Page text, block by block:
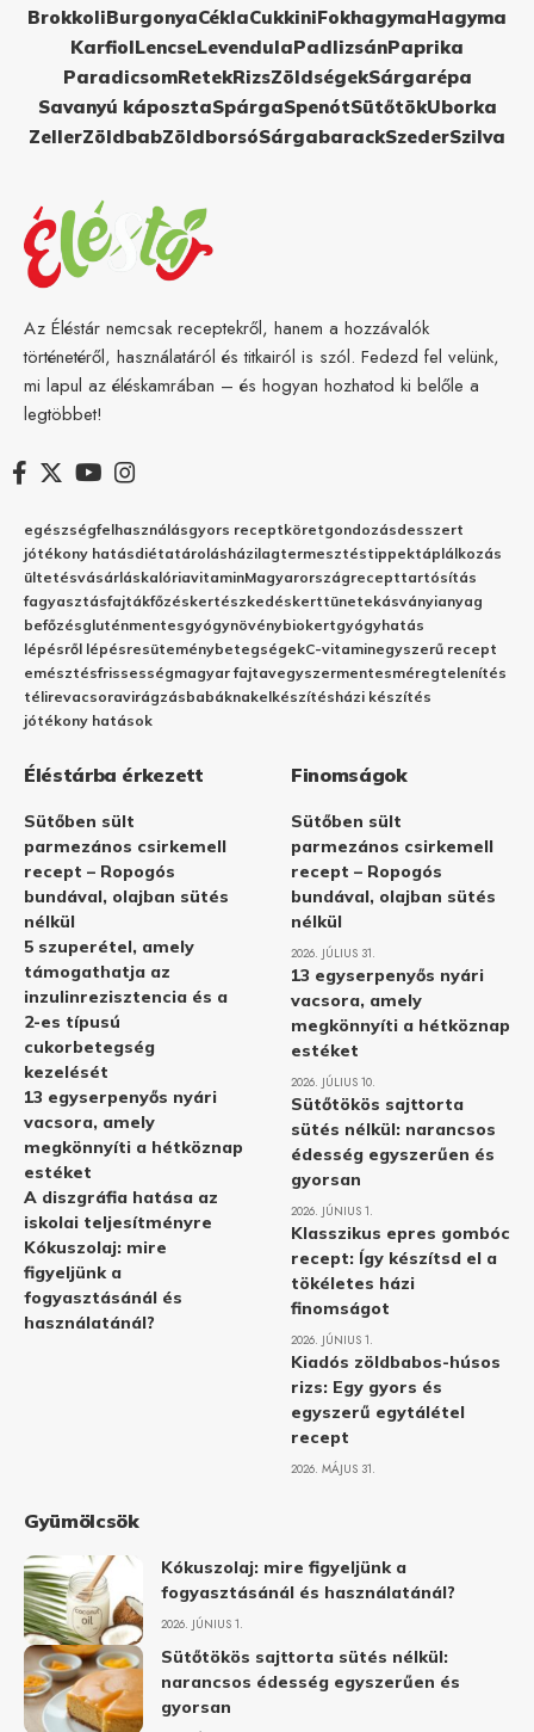
BrokkoliBurgonyaCéklaCukkiniFokhagymaHagyma
KarfiolLencseLevendulaPadlizsánPaprika
ParadicsomRetekRizsZöldségekSárgarépa
Savanyú káposztaSpárgaSpenótSütőtökUborka
ZellerZöldbabZöldborsóSárgabarackSzederSzilva
Az Éléstár nemcsak receptekről, hanem a hozzávalók
történetéről, használatáról és titkairól is szól. Fedezd fel velünk,
mi lapul az éléskamrában – és hogyan hozhatod ki belőle a
legtöbbet!
egészségfelhasználásgyors receptköretgondozásdesszert
jótékony hatásdiétatárolásházilagtermesztéstippektáplálkozás
ültetésvásárláskalóriavitaminMagyarországrecepttartósítás
fagyasztásfajtákfőzéskertészkedéskerttünetekásványianyag
befőzésgluténmentesgyógynövénybiokertgyógyhatás
lépésről lépésresüteménybetegségekC-vitaminegyszerű recept
emésztésfrissességmagyar fajtavegyszermentesméregtelenítés
télirevacsoravirágzásbabáknakelkészítésházi készítés
jótékony hatások
Éléstárba érkezett
Sütőben sült
parmezános csirkemell
recept – Ropogós
bundával, olajban sütés
nélkül
5 szuperétel, amely
támogathatja az
inzulinrezisztencia és a
2-es típusú
cukorbetegség
kezelését
13 egyserpenyős nyári
vacsora, amely
megkönnyíti a hétköznap
estéket
A diszgráfia hatása az
iskolai teljesítményre
Kókuszolaj: mire
figyeljünk a
fogyasztásánál és
használatánál?
Finomságok
Sütőben sült
parmezános csirkemell
recept – Ropogós
bundával, olajban sütés
nélkül
2026. JÚLIUS 31.
13 egyserpenyős nyári
vacsora, amely
megkönnyíti a hétköznap
estéket
2026. JÚLIUS 10.
Sütőtökös sajttorta
sütés nélkül: narancsos
édesség egyszerűen és
gyorsan
2026. JÚNIUS 1.
Klasszikus epres gombóc
recept: Így készítsd el a
tökéletes házi
finomságot
2026. JÚNIUS 1.
Kiadós zöldbabos-húsos
rizs: Egy gyors és
egyszerű egytálétel
recept
2026. MÁJUS 31.
Gyümölcsök
Kókuszolaj: mire figyeljünk a
fogyasztásánál és használatánál?
2026. JÚNIUS 1.
Sütőtökös sajttorta sütés nélkül:
narancsos édesség egyszerűen és
gyorsan